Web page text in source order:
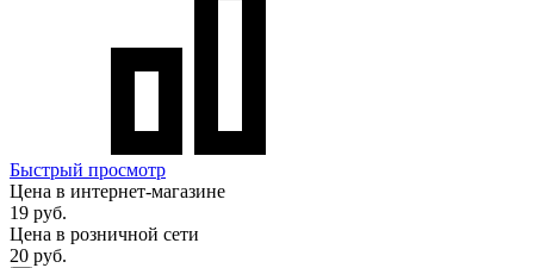
Быстрый просмотр
Цена в интернет-магазине
19 руб.
Цена в розничной сети
20 руб.